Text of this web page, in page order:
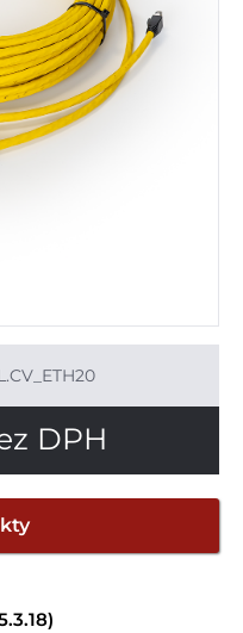
DPH